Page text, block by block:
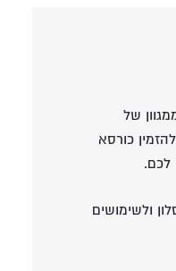
של
כורסא
לכם.
ולשימושים